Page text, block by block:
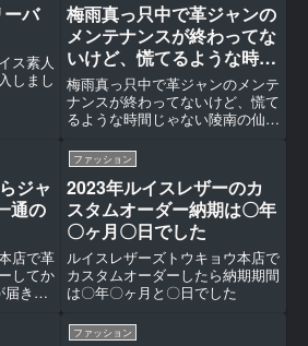
バ
ス素人
しまし
梅雨真っ只中で革ジャンの
メンテナンスが終わってな
いけど、慌てるような時間
じゃない
梅雨真っ只中で革ジャンのメンテ
ナンスが終わってないけど、慌て
るような時間じゃない陵南の仙道
時間じゃない」(スラムダンクよ
り)(function(b,c,f,g,a,d,e)
{b.MoshimoAffiliate...
ジャ
通の
店で革
してか
届きま
ファッション
2023年ルイスレザーのカ
スタムオーダー納期は〇年
〇ヶ月〇日でした
ルイスレザーズトウキョウ本店で
カスタムオーダーしたら納期期間
は〇年〇ヶ月と〇日でした
ファッション